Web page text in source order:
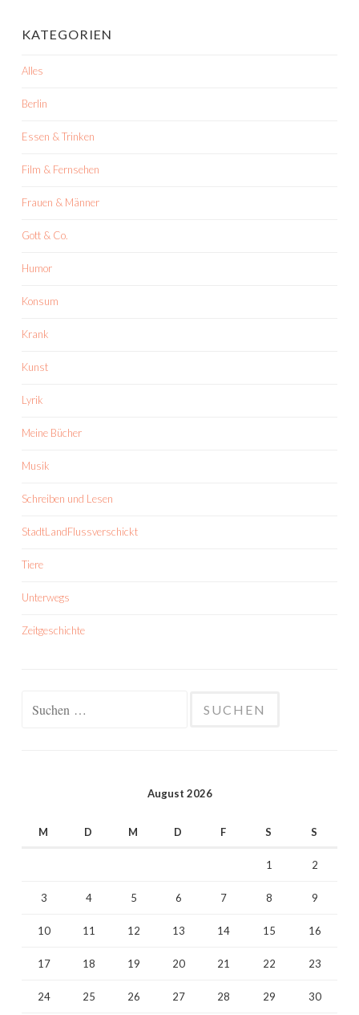
KATEGORIEN
Alles
Berlin
Essen & Trinken
Film & Fernsehen
Frauen & Männer
Gott & Co.
Humor
Konsum
Krank
Kunst
Lyrik
Meine Bücher
Musik
Schreiben und Lesen
StadtLandFlussverschickt
Tiere
Unterwegs
Zeitgeschichte
August 2026
M D M D F S S
1 2
3 4 5 6 7 8 9
10 11 12 13 14 15 16
17 18 19 20 21 22 23
24 25 26 27 28 29 30